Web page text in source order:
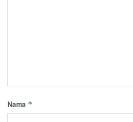
Nama *